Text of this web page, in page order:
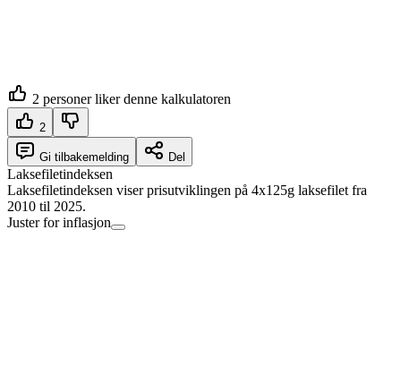
2 personer liker denne kalkulatoren
2
Gi tilbakemelding Del
Laksefiletindeksen
Laksefiletindeksen viser prisutviklingen på 4x125g laksefilet fra
2010 til 2025.
Juster for inflasjon